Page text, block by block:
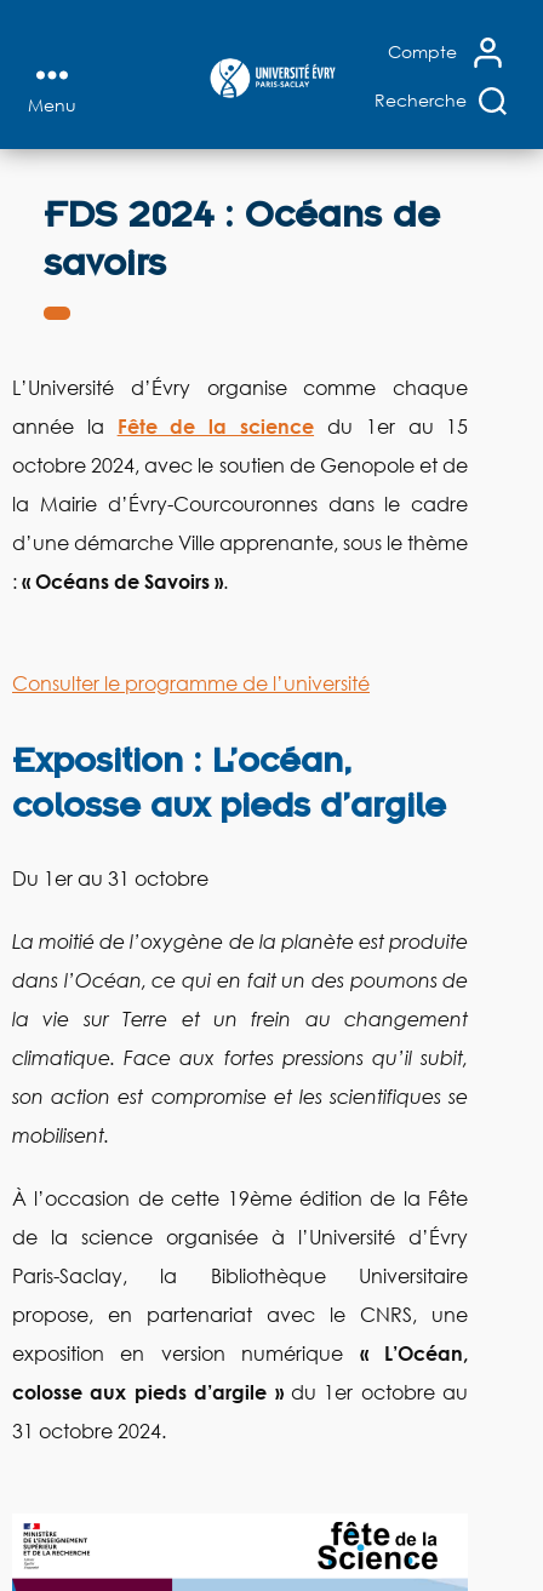
Menu
universitaire
Compte
Recherche
+ Accès au Sudoc
RECHERCHE
FDS 2024 : Océans de
savoirs
L’Université d’Évry organise comme chaque
année la Fête de la science du 1er au 15
octobre 2024, avec le soutien de Genopole et de
la Mairie d’Évry-Courcouronnes dans le cadre
d’une démarche Ville apprenante, sous le thème
: « Océans de Savoirs ».
Consulter le programme de l’université
Exposition : L’océan,
colosse aux pieds d’argile
Du 1er au 31 octobre
La moitié de l’oxygène de la planète est produite
dans l’Océan, ce qui en fait un des poumons de
la vie sur Terre et un frein au changement
climatique. Face aux fortes pressions qu’il subit,
son action est compromise et les scientifiques se
mobilisent.
À l’occasion de cette 19ème édition de la Fête
de la science organisée à l’Université d’Évry
Paris-Saclay, la Bibliothèque Universitaire
propose, en partenariat avec le CNRS, une
exposition en version numérique « L’Océan,
colosse aux pieds d’argile »du 1er octobre au
31 octobre 2024.